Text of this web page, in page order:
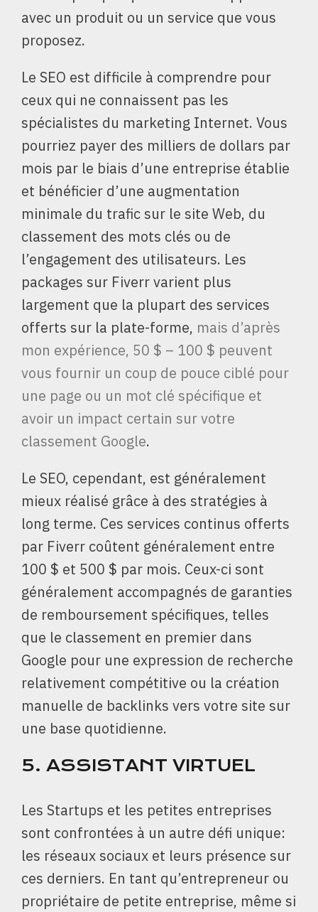
avec un produit ou un service que vous
proposez.
Le SEO est difficile à comprendre pour
ceux qui ne connaissent pas les
spécialistes du marketing Internet. Vous
pourriez payer des milliers de dollars par
mois par le biais d’une entreprise établie
et bénéficier d’une augmentation
minimale du trafic sur le site Web, du
classement des mots clés ou de
l’engagement des utilisateurs. Les
packages sur Fiverr varient plus
largement que la plupart des services
offerts sur la plate-forme, mais d’après
mon expérience, 50 $ – 100 $ peuvent
vous fournir un coup de pouce ciblé pour
une page ou un mot clé spécifique et
avoir un impact certain sur votre
classement Google.
Le SEO, cependant, est généralement
mieux réalisé grâce à des stratégies à
long terme. Ces services continus offerts
par Fiverr coûtent généralement entre
100 $ et 500 $ par mois. Ceux-ci sont
généralement accompagnés de garanties
de remboursement spécifiques, telles
que le classement en premier dans
Google pour une expression de recherche
relativement compétitive ou la création
manuelle de backlinks vers votre site sur
une base quotidienne.
5. ASSISTANT VIRTUEL
Les Startups et les petites entreprises
sont confrontées à un autre défi unique:
les réseaux sociaux et leurs présence sur
ces derniers. En tant qu’entrepreneur ou
propriétaire de petite entreprise, même si